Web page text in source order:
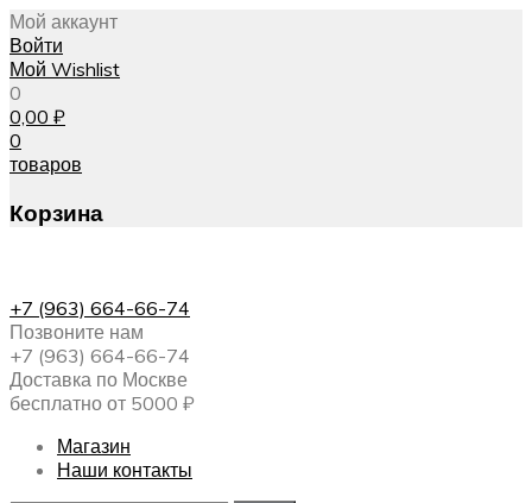
Мой аккаунт
Войти
Мой Wishlist
0
0,00 ₽
0
товаров
Корзина
+7 (963) 664-66-74
Позвоните нам
+7 (963) 664-66-74
Доставка по Москве
бесплатно от 5000 ₽
Магазин
Наши контакты